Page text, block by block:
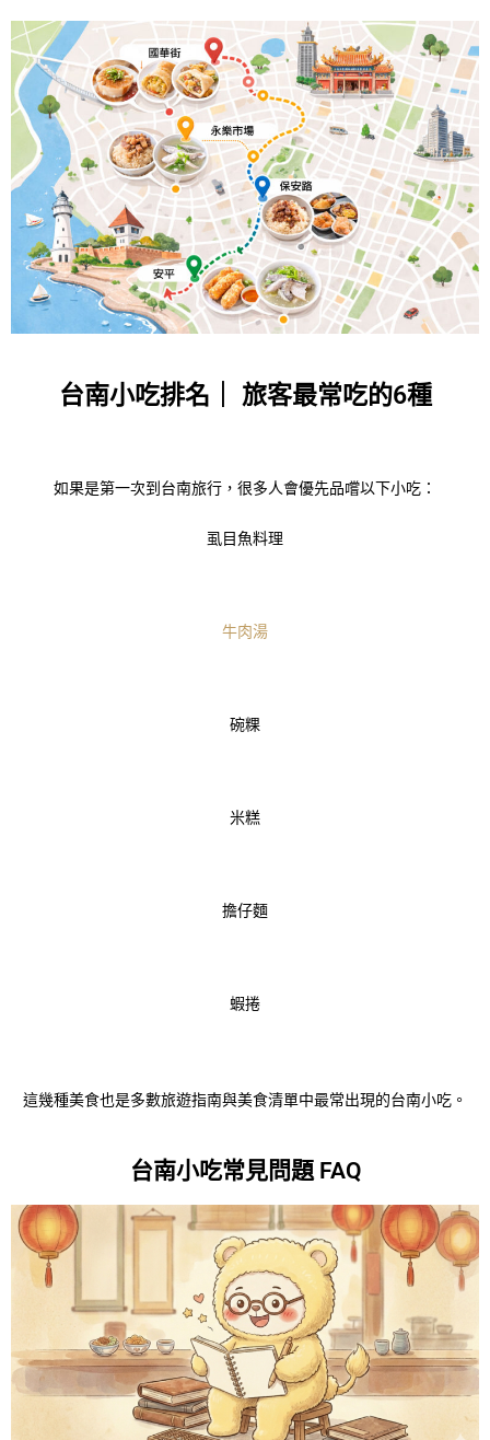
台南小吃排名｜ 旅客最常吃的6種
如果是第一次到台南旅行，很多人會優先品嚐以下小吃：
虱目魚料理
牛肉湯
碗粿
米糕
擔仔麵
蝦捲
這幾種美食也是多數旅遊指南與美食清單中最常出現的台南小吃。
台南小吃常見問題 FAQ